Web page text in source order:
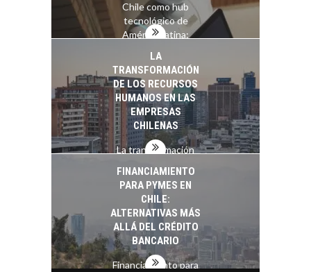
Chile como hub
tecnológico de
América Latina:
LA
TRANSFORMACIÓN
DE LOS RECURSOS
HUMANOS EN LAS
EMPRESAS
CHILENAS
La transformación
recursos humanos en
las empresas…
FINANCIAMIENTO
PARA PYMES EN
CHILE:
ALTERNATIVAS MÁS
ALLÁ DEL CRÉDITO
BANCARIO
Financiamiento para